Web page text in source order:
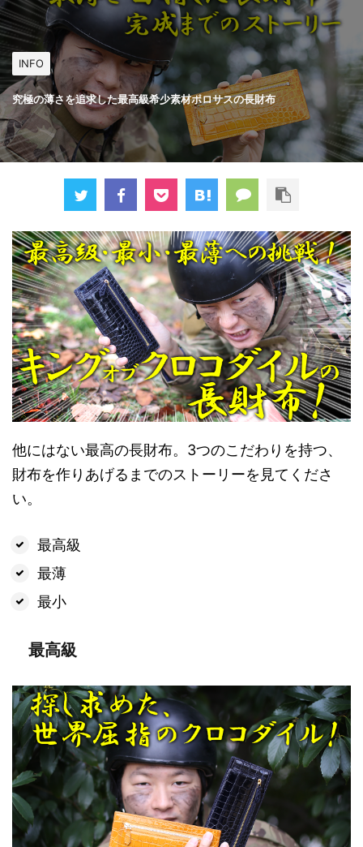
INFO
究極の薄さを追求した最高級希少素材ポロサスの長財布
他にはない最高の長財布。3つのこだわりを持つ、
財布を作りあげるまでのストーリーを見てくださ
い。
最高級
最薄
最小
最高級